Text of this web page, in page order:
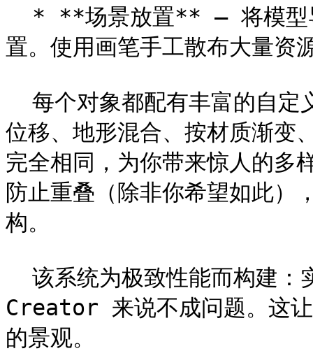
置。使用画笔手工散布大量资
位移、地形混合、按材质渐变
完全相同，为你带来惊人的多
防止重叠（除非你希望如此）
构。
Creator 来说不成问题。这让
的景观。